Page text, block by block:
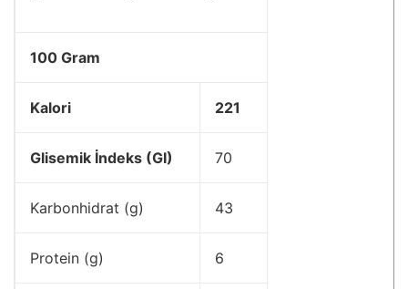
100 Gram
Kalori 221
Glisemik İndeks (GI) 70
Karbonhidrat (g) 43
Protein (g) 6